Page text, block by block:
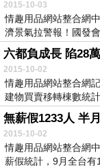
2015-10-03
情趣用品網站整合網
濟景氣拉警報！國發
六都負成長 陷28
2015-10-02
情趣用品網站整合網
建物買賣移轉棟數統
無薪假1233人 半
2015-10-02
情趣用品網站整合網
薪假統計，9月全台有